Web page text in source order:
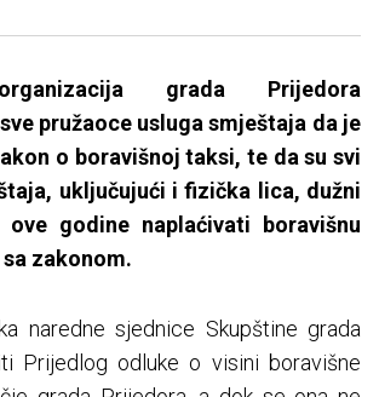
grada Prijedora
pružaoce usluga smještaja da je
o boravišnoj taksi, te da su svi
uključujući i fizička lica, dužni
godine naplaćivati boravišnu
zakonom.
naredne sjednice Skupštine grada
Prijedlog odluke o visini boravišne